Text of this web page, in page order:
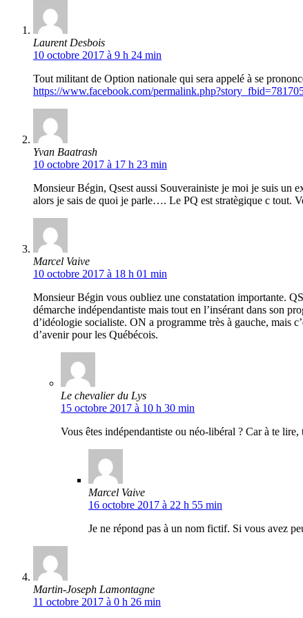
Laurent Desbois
10 octobre 2017 à 9 h 24 min
Tout militant de Option nationale qui sera appelé à se
https://www.facebook.com/
Yvan Baatrash
10 octobre 2017 à 17 h 23 min
Monsieur Bégin, Qsest aussi Souverainiste je moi je suis un
alors je sais de quoi je parle…. Le PQ est stratègique c tout.
Marcel Vaive
10 octobre 2017 à 18 h 01 min
Monsieur Bégin vous oubliez une constatation importante.
démarche indépendantiste mais tout en l’insérant dans son
d’idéologie socialiste. ON a programme très à gauche, mais
d’avenir pour les Québécois.
Le chevalier du Lys
15 octobre 2017 à 10 h 30 min
Vous êtes indépendantiste ou néo-libéral ? Car à te
Marcel Vaive
16 octobre 2017 à 22 h 55 min
Je ne répond pas à un nom fictif. Si vous avez
Martin-Joseph Lamontagne
11 octobre 2017 à 0 h 26 min